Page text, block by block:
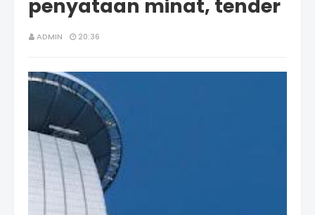
penyataan minat, tender
ADMIN 20:36